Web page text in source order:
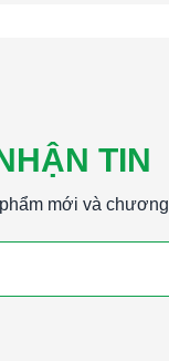
ứng dụng
TIN
mới và